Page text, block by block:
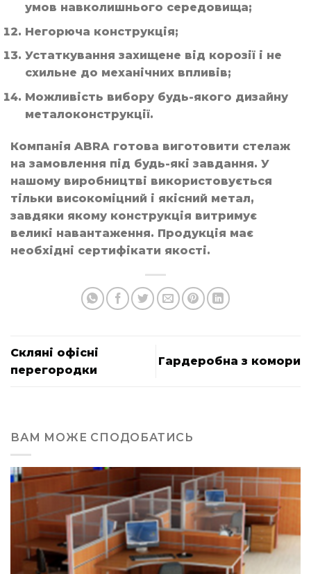
умов навколишнього середовища;
Негорюча конструкція;
Устаткування захищене від корозії і не
схильне до механічних впливів;
Можливість вибору будь-якого дизайну
металоконструкції.
Компанія ABRA готова виготовити стелаж
на замовлення під будь-які завдання. У
нашому виробництві використовується
тільки високоміцний і якісний метал,
завдяки якому конструкція витримує
великі навантаження. Продукція має
необхідні сертифікати якості.
Скляні офісні
перегородки
Гардеробна з комори
ВАМ МОЖЕ СПОДОБАТИСЬ